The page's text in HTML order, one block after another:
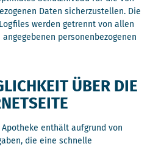
Daten sicherzustellen. Die
werden getrennt von allen
personenbezogenen
ÜBER DIE
enthält aufgrund von
die eine schnelle